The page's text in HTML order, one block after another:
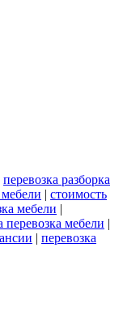
перевозка разборка
мебели | стоимость
мебели |
перевозка мебели |
| перевозка